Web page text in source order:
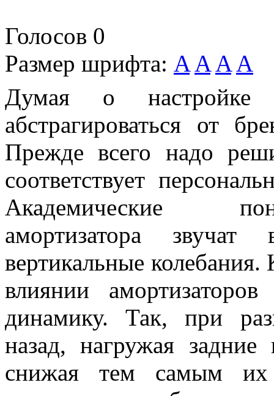
Голосов 0
Размер шрифта: A A A A
Думая о настройке
абстрагироваться от
Прежде всего надо
соответствует
Академические
амортизатора звучат
вертикальные колебания.
влиянии
динамику. Так, при
назад, нагружая задние
снижая тем самым